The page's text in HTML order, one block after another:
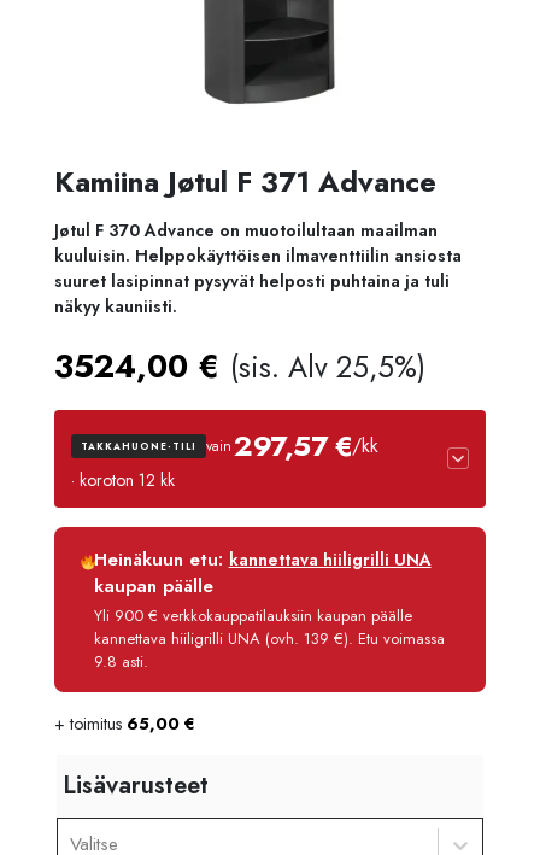
Kamiina Jøtul F 371 Advance
Jøtul F 370 Advance on muotoilultaan maailman
kuuluisin. Helppokäyttöisen ilmaventtiilin ansiosta
suuret lasipinnat pysyvät helposti puhtaina ja tuli
näkyy kauniisti.
3524,00 € (sis. Alv 25,5%)
TAKKAHUONE-TILI vain297,57 €/kk
· koroton 12 kk
Luottoaika
12 kk
Korko
Käsittelymaksu
3,90 €/kk
Maksettava yhteensä
3 570,80 €
Heinäkuun etu: kannettava hiiligrilli UNA
kaupan päälle
Yli 900 € verkkokauppatilauksiin kaupan päälle
kannettava hiiligrilli UNA (ovh. 139 €). Etu voimassa
9.8 asti.
+ toimitus 65,00 €
Lisävarusteet
Valitse